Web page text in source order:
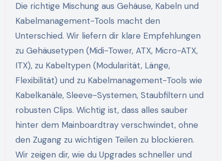
Die richtige Mischung aus Gehäuse, Kabeln und
Kabelmanagement-Tools macht den
Unterschied. Wir liefern dir klare Empfehlungen
zu Gehäusetypen (Midi-Tower, ATX, Micro-ATX,
ITX), zu Kabeltypen (Modularität, Länge,
Flexibilität) und zu Kabelmanagement-Tools wie
Kabelkanäle, Sleeve-Systemen, Staubfiltern und
robusten Clips. Wichtig ist, dass alles sauber
hinter dem Mainboardtray verschwindet, ohne
den Zugang zu wichtigen Teilen zu blockieren.
Wir zeigen dir, wie du Upgrades schneller und